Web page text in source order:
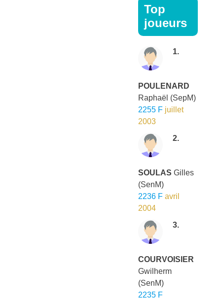
Top
joueurs
1.
POULENARD
Raphaël (SepM)
2255 F juillet
2003
2.
SOULAS Gilles
(SenM)
2236 F avril
2004
3.
COURVOISIER
Gwilherm
(SenM)
2235 F